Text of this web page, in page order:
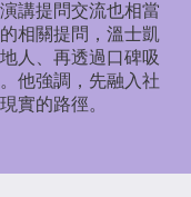
演講提問交流也相當
相關提問，溫士凱
人、再透過口碑吸
他強調，先融入社
實的路徑。